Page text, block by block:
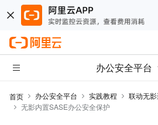
办公安全平台
首页 办公安全平台 实践教程
联动无
无影内置SASE办公安全保护